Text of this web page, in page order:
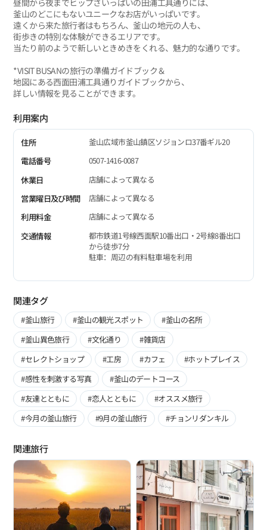
釜山のどこにもないユニークなお店がいっぱいです。
遠くから来た旅行者はもちろん、釜山の地元の人も、
街歩きの特別な体験ができるエリアです。
当たり前のようで新しいときめきをくれる、魅力的な通りです。
*VISIT BUSANの旅行の準備ガイドブック＆
地図にある西面田浦工具通りガイドブックから、
詳しい情報を見ることができます。
利用案内
住所
釜山広域市釜山鎮区ソジョンロ37番ギル20
電話番号
0507-1416-0087
休業日
店舗によって異なる
営業曜日及び時間
店舗によって異なる
利用料金
店舗によって異なる
交通情報
都市鉄道1号線西面駅10番出口・2号線8番出口
から徒歩7分
駐車：周辺の有料駐車場を利用
関連タグ
#釜山旅行 #釜山の観光スポット
#釜山の名所
#釜山異色旅行
#文化通り
#雑貨店
#セレクトショップ
#工房 #カフェ
#ホットプレイス
#感性を刺激する写真
#釜山のデートコース
#友達とともに
#恋人とともに
#オススメ旅行
#今月の釜山旅行
#9月の釜山旅行 #チョンリダンキル
関連旅行